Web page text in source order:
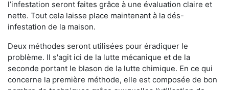
l’infestation seront faites grâce à une évaluation claire et
nette. Tout cela laisse place maintenant à la dés-
infestation de la maison.
Deux méthodes seront utilisées pour éradiquer le
problème. Il s'agit ici de la lutte mécanique et de la
seconde portant le blason de la lutte chimique. En ce qui
concerne la première méthode, elle est composée de bon